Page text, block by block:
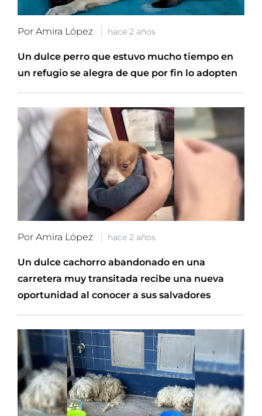
Por Amira López hace 2 años
Un dulce perro que estuvo mucho tiempo en
un refugio se alegra de que por fin lo adopten
Por Amira López hace 2 años
Un dulce cachorro abandonado en una
carretera muy transitada recibe una nueva
oportunidad al conocer a sus salvadores